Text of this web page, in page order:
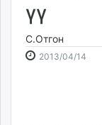
dorgio.mn
Gogo.mn
caak.mn
үү
С.Отгон
2013/04/14